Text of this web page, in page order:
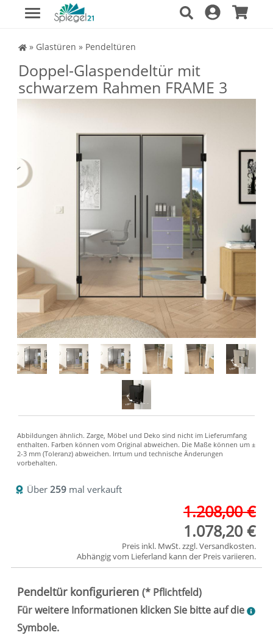
Spiegel Shop
» Glastüren » Pendeltüren
Doppel-Glaspendeltür mit
schwarzem Rahmen FRAME 3
Über 259 mal verkauft
1.208,00 €
1.078,20 €
Preis inkl. MwSt. zzgl.Versandkosten.
Abhängig vom Lieferland kann der Preis variieren.